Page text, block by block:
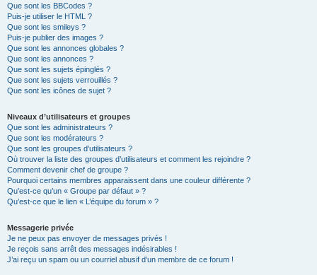
Que sont les BBCodes ?
Puis-je utiliser le HTML ?
Que sont les smileys ?
Puis-je publier des images ?
Que sont les annonces globales ?
Que sont les annonces ?
Que sont les sujets épinglés ?
Que sont les sujets verrouillés ?
Que sont les icônes de sujet ?
Niveaux d’utilisateurs et groupes
Que sont les administrateurs ?
Que sont les modérateurs ?
Que sont les groupes d’utilisateurs ?
Où trouver la liste des groupes d’utilisateurs et comment les rejoindre ?
Comment devenir chef de groupe ?
Pourquoi certains membres apparaissent dans une couleur différente ?
Qu’est-ce qu’un « Groupe par défaut » ?
Qu’est-ce que le lien « L’équipe du forum » ?
Messagerie privée
Je ne peux pas envoyer de messages privés !
Je reçois sans arrêt des messages indésirables !
J’ai reçu un spam ou un courriel abusif d’un membre de ce forum !